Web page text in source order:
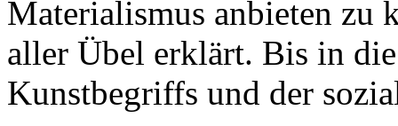
Materialismus anbieten zu
aller Übel erklärt. Bis in
Kunstbegriffs und der